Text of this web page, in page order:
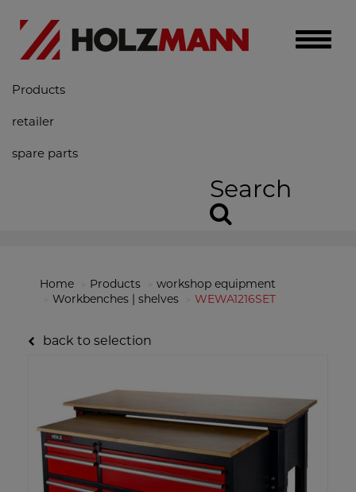
Toggle
Products
retailer
spare parts
Search
Home Products
workshop equipment
Workbenches | shelves
WEWA1216SET
back to selection